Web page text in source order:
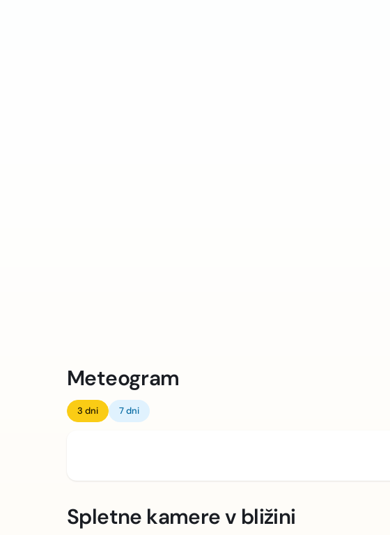
Meteogram
3 dni 7 dni
Spletne kamere v bližini